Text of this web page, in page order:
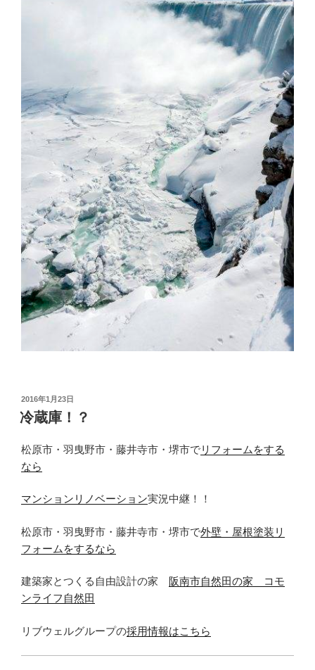
投
稿
日:
2016年1月23日
冷蔵庫！？
松原市・羽曳野市・藤井寺市・堺市でリフォームをする
なら
マンションリノベーション実況中継！！
松原市・羽曳野市・藤井寺市・堺市で外壁・屋根塗装リ
フォームをするなら
建築家とつくる自由設計の家 阪南市自然田の家 コモ
ンライフ自然田
リブウェルグループの採用情報はこちら